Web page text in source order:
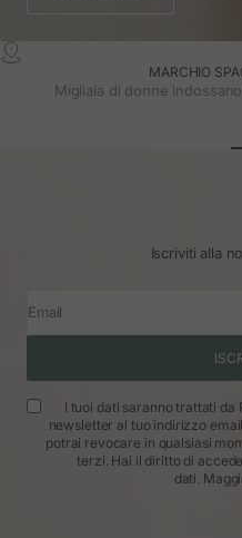
MARCHIO
Migliaia di donne
Iscriviti alla
Email
I tuoi dati saranno trattati da
newsletter al tuo indirizzo
potrai revocare in qualsiasi
terzi. Hai il diritto di
dati.